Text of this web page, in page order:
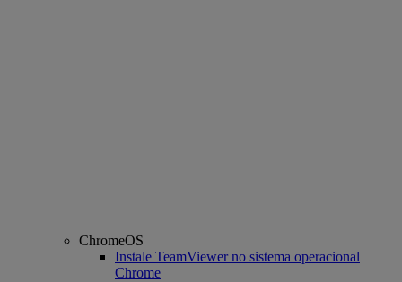
ChromeOS
Instale TeamViewer no sistema operacional
Chrome